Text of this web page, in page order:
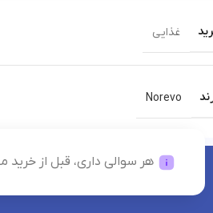
غذایی
Norevo
هر سوالی داری، قبل از خرید